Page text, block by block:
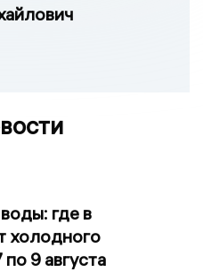
где в
холодного
9 августа